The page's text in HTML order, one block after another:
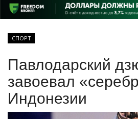
Главная
ПАВЛОДАРСКАЯ ОБЛАСТЬ
КАЗАХСТАН
СПОРТ
Павлодарский
завоевал
Индонезии